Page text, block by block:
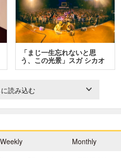
「まじ一生忘れないと思
う、この光景」スガ シカオ
と…
読み込む
Weekly Monthly